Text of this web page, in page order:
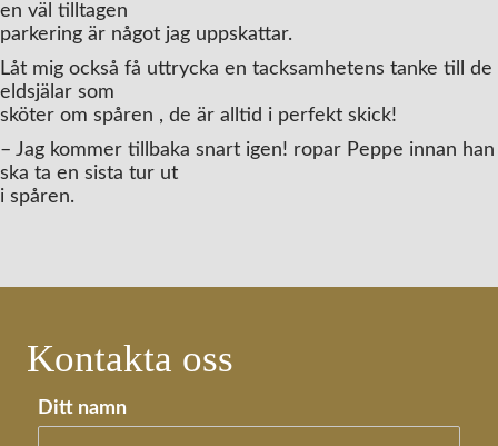
en väl tilltagen
parkering är något jag uppskattar.
Låt mig också få uttrycka en tacksamhetens tanke till de
eldsjälar som
sköter om spåren , de är alltid i perfekt skick!
– Jag kommer tillbaka snart igen! ropar Peppe innan han
ska ta en sista tur ut
i spåren.
Kontakta oss
Ditt namn